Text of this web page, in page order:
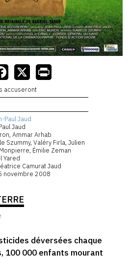
accuseront
Paul Jaud
Jaud
Ammar Arhab
Szummy, Valéry Firla, Julien
Émilie Zeman
Yared
Camurat Jaud
novembre 2008
déversées chaque
100 000 enfants mourant